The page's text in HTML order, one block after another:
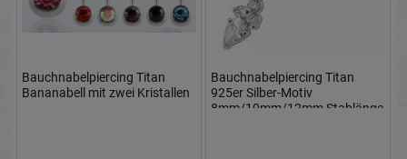
Bauchnabelpiercing Titan
Bananabell mit zwei Kristallen
Bauchnabelpiercing Titan
925er Silber-Motiv
8mm/10mm/12mm Stablänge